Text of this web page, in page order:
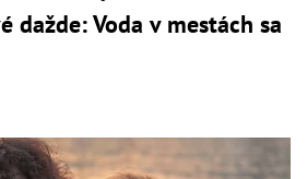
dažde: Voda v mestách sa